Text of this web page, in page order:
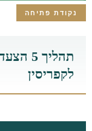
נקודת פתיחה
לקפריסין